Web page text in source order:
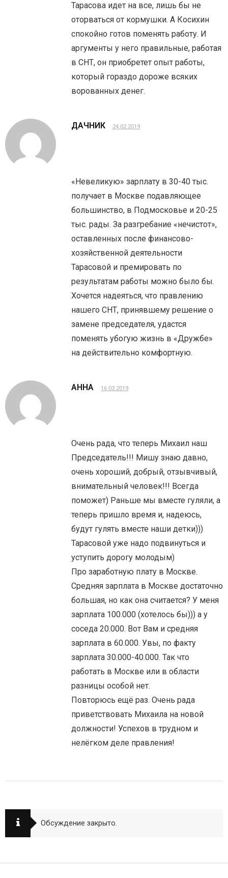
Тарасова идет на все, лишь бы не
оторваться от кормушки. А Косихин
спокойно готов поменять работу. И
аргументы у него правильные, работая
в СНТ, он приобретет опыт работы,
который гораздо дороже всяких
ворованных денег.
ДАЧНИК 24.02.2019
«Невеликую» зарплату в 30-40 тыс.
получает в Москве подавляющее
большинство, в Подмосковье и 20-25
тыс. рады. За разгребание «нечистот»,
оставленных после финансово-
хозяйственной деятельности
Тарасовой и премировать по
результатам работы можно было бы.
Хочется надеяться, что правлению
нашего СНТ, принявшему решение о
замене председателя, удастся
поменять убогую жизнь в «Дружбе»
на действительно комфортную.
АННА 16.03.2019
Очень рада, что теперь Михаил наш
Председатель!!! Мишу знаю давно,
очень хороший, добрый, отзывчивый,
внимательный человек!!! Всегда
поможет) Раньше мы вместе гуляли, а
теперь пришло время и, надеюсь,
будут гулять вместе наши детки)))
Тарасовой уже надо подвинуться и
уступить дорогу молодым)
Про заработную плату в Москве.
Средняя зарплата в Москве достаточно
большая, но как она считается? У меня
зарплата 100.000 (хотелось бы))) а у
соседа 20.000. Вот Вам и средняя
зарплата в 60.000. Увы, по факту
зарплата 30.000-40.000. Так что
работать в Москве или в области
разницы особой нет.
Повторюсь ещё раз. Очень рада
приветствовать Михаила на новой
должности! Успехов в трудном и
нелёгком деле правления!
Обсуждение закрыто.